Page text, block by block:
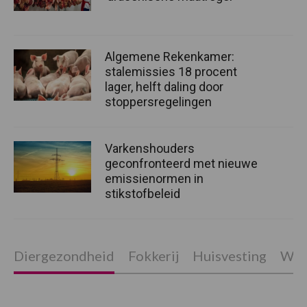
Algemene Rekenkamer:
stalemissies 18 procent
lager, helft daling door
stoppersregelingen
Varkenshouders
geconfronteerd met nieuwe
emissienormen in
stikstofbeleid
Diergezondheid Fokkerij Huisvesting